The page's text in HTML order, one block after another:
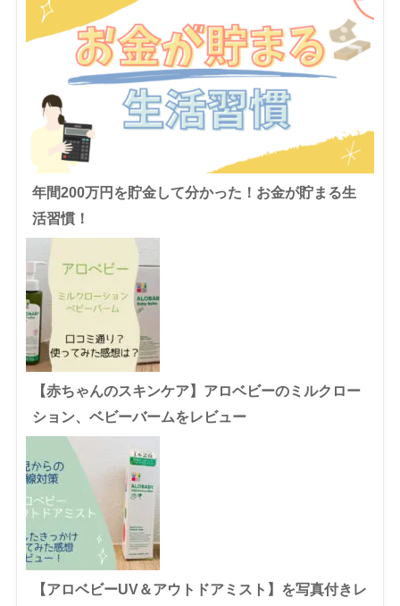
年間200万円を貯金して分かった！お金が貯まる生
活習慣！
【赤ちゃんのスキンケア】アロベビーのミルクロー
ション、ベビーバームをレビュー
【アロベビーUV＆アウトドアミスト】を写真付きレ